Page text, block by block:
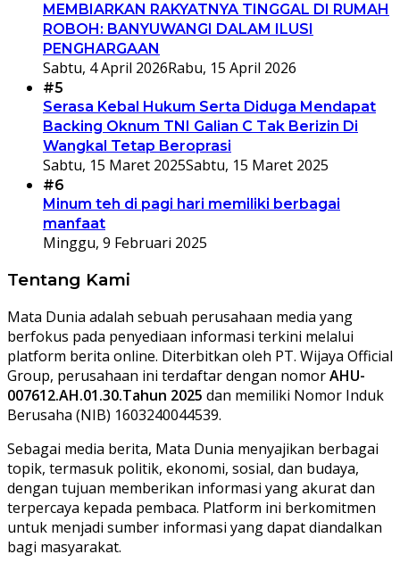
MEMBIARKAN RAKYATNYA TINGGAL DI RUMAH
ROBOH: BANYUWANGI DALAM ILUSI
PENGHARGAAN
Sabtu, 4 April 2026Rabu, 15 April 2026
#5
Serasa Kebal Hukum Serta Diduga Mendapat
Backing Oknum TNI Galian C Tak Berizin Di
Wangkal Tetap Beroprasi
Sabtu, 15 Maret 2025Sabtu, 15 Maret 2025
#6
Minum teh di pagi hari memiliki berbagai
manfaat
Minggu, 9 Februari 2025
Tentang Kami
Mata Dunia adalah sebuah perusahaan media yang
berfokus pada penyediaan informasi terkini melalui
platform berita online. Diterbitkan oleh PT. Wijaya Official
Group, perusahaan ini terdaftar dengan nomorAHU-
007612.AH.01.30.Tahun 2025 dan memiliki Nomor Induk
Berusaha (NIB) 1603240044539.
Sebagai media berita, Mata Dunia menyajikan berbagai
topik, termasuk politik, ekonomi, sosial, dan budaya,
dengan tujuan memberikan informasi yang akurat dan
terpercaya kepada pembaca. Platform ini berkomitmen
untuk menjadi sumber informasi yang dapat diandalkan
bagi masyarakat.